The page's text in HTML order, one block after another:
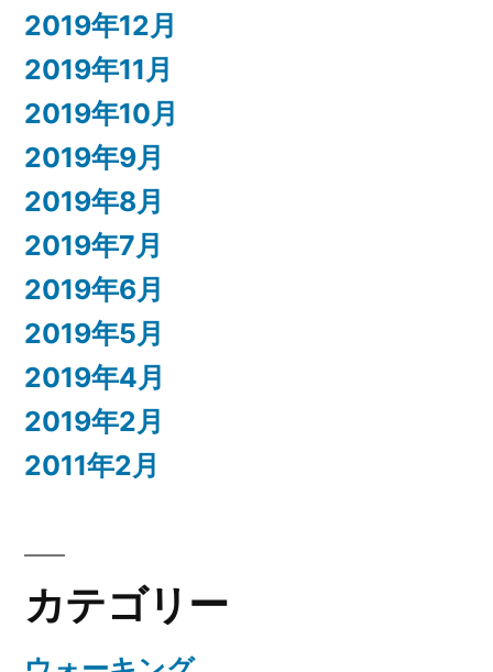
2019年12月
2019年11月
2019年10月
2019年9月
2019年8月
2019年7月
2019年6月
2019年5月
2019年4月
2019年2月
2011年2月
カテゴリー